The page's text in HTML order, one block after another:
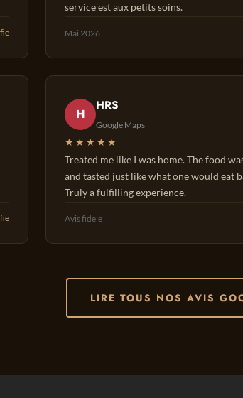
service est aux petits soins.
Mai 2026
H
HRS
Google Maps
★★★★★
Treated me like I was home. The food
and tasted just like what one would eat
Truly a fulfilling experience.
Avis fidele
LIRE TOUS NOS AVIS